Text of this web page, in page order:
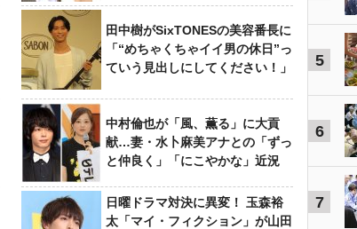
田中樹がSixTONESの美容番長に
「“めちゃくちゃイイ男の休日”っ
ていう見出しにしてください！」
中村倫也が「風、薫る」に大貢
献…妻・水卜麻美アナとの「ずっ
と仲良く」「にこやかな」近況
日曜ドラマ対決に異変！ 玉森裕
太「マイ・フィクション」が山田
5
6
7